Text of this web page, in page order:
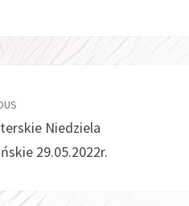
Niedziela
29.05.2022r.